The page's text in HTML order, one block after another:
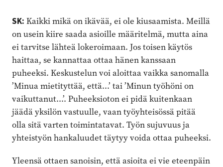
SK: Kaikki mikä on ikävää, ei ole kiusaamista. Meillä
on usein kiire saada asioille määritelmä, mutta aina
ei tarvitse lähteä lokeroimaan. Jos toisen käytös
haittaa, se kannattaa ottaa hänen kanssaan
puheeksi. Keskustelun voi aloittaa vaikka sanomalla
’Minua mietityttää, että...’ tai ’Minun työhöni on
vaikuttanut...’. Puheeksioton ei pidä kuitenkaan
jäädä yksilön vastuulle, vaan työyhteisössä pitää
olla sitä varten toimintatavat. Työn sujuvuus ja
yhteistyön hankaluudet täytyy voida ottaa puheeksi.
Yleensä ottaen sanoisin, että asioita ei vie eteenpäin